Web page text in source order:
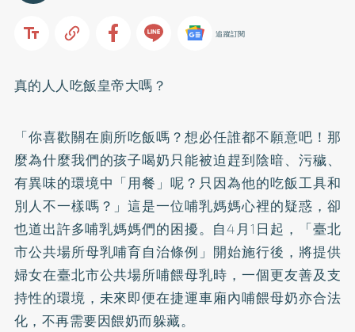
追蹤訂閱
真的人人吃飯皇帝大嗎？
「你喜歡關在廁所吃飯嗎？想必任誰都不願意吧！那
麼為什麼我們的孩子喝奶只能被迫趕到陰暗、污穢、
有異味的環境中「用餐」呢？只因為他的吃飯工具和
別人不一樣嗎？」這是一位哺乳媽媽心裡的疑惑，卻
也道出許多哺乳媽媽們的困擾。自4月1日起，「臺北
市公共場所母乳哺育自治條例」開始施行後，將提供
婦女在臺北市公共場所哺餵母乳時，一個更友善及支
持性的環境，未來即便在捷運車廂內哺餵母奶亦合法
化，不再需要因餵奶而躲藏。